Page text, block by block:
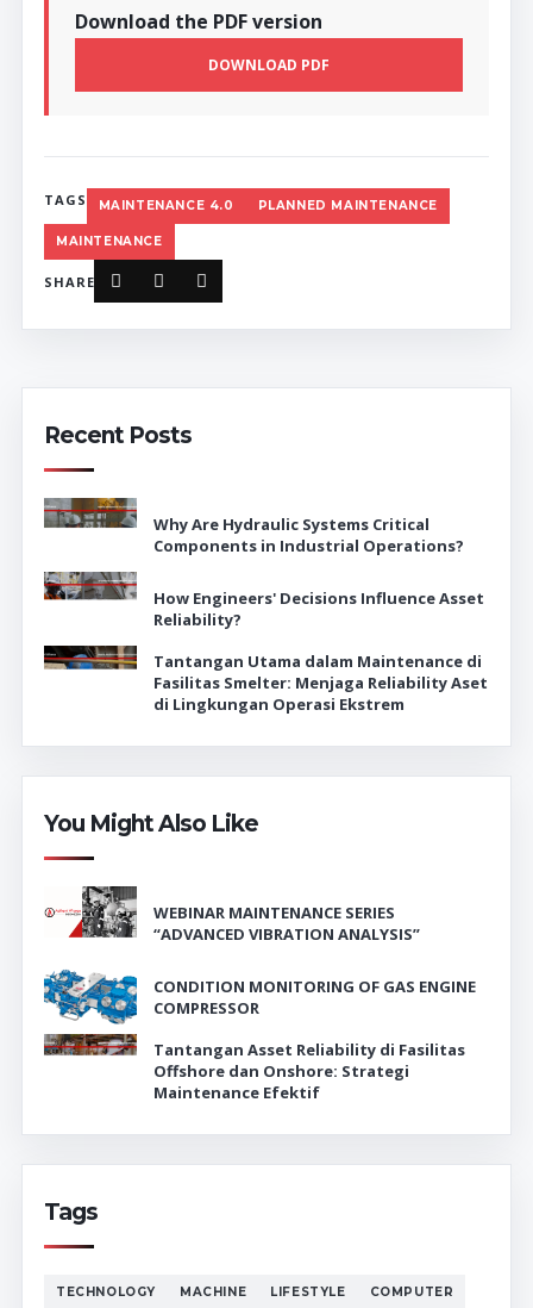
Download the PDF version
DOWNLOAD PDF
TAGS MAINTENANCE 4.0 PLANNED MAINTENANCE
MAINTENANCE
SHARE
Recent Posts
Why Are Hydraulic Systems Critical
Components in Industrial Operations?
How Engineers' Decisions Influence Asset
Reliability?
Tantangan Utama dalam Maintenance di
Fasilitas Smelter: Menjaga Reliability Aset
di Lingkungan Operasi Ekstrem
You Might Also Like
WEBINAR MAINTENANCE SERIES
“ADVANCED VIBRATION ANALYSIS”
CONDITION MONITORING OF GAS ENGINE
COMPRESSOR
Tantangan Asset Reliability di Fasilitas
Offshore dan Onshore: Strategi
Maintenance Efektif
Tags
TECHNOLOGY MACHINE LIFESTYLE COMPUTER